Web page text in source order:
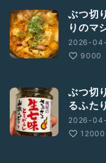
ぶつ切
りのマ
2026-
9000
ぶつ切
るふた
2026-
12000